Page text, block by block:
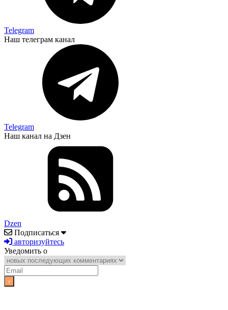
Telegram
Наш телеграм канал
Telegram
Наш канал на Дзен
Dzen
Подписаться
авторизуйтесь
Уведомить о